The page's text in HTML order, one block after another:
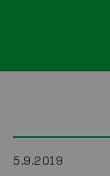
5.9.2019